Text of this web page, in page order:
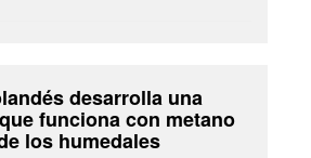
desarrolla una
funciona con metano
los humedales